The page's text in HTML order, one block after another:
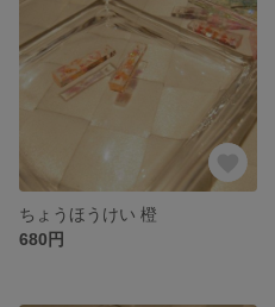
ちょうほうけい 橙
680円